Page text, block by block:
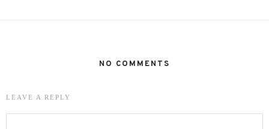
NO COMMENTS
LEAVE A REPLY